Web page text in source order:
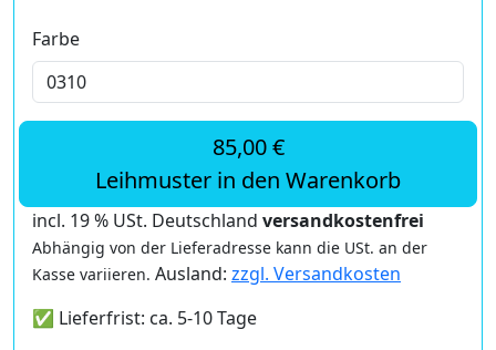
Farbe
85,00 €
Leihmuster in den Warenkorb
incl. 19 % USt. Deutschland versandkostenfrei
Abhängig von der Lieferadresse kann die USt. an der
Kasse variieren. Ausland: zzgl. Versandkosten
✅ Lieferfrist: ca. 5-10 Tage